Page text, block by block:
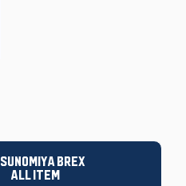
BREX
ALL ITEM